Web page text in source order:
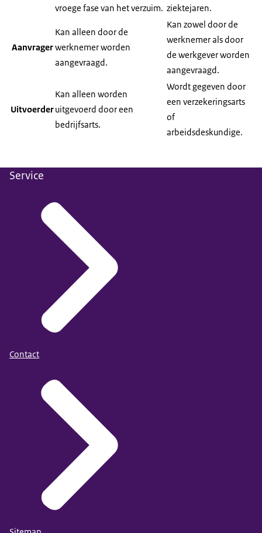
vroege fase van het verzuim. ziektejaren.
Aanvrager
Kan alleen door de
werknemer worden
aangevraagd.
Kan zowel door de
werknemer als door
de werkgever worden
aangevraagd.
Uitvoerder
Kan alleen worden
uitgevoerd door een
bedrijfsarts.
Wordt gegeven door
een verzekeringsarts
of
arbeidsdeskundige.
Service
Contact